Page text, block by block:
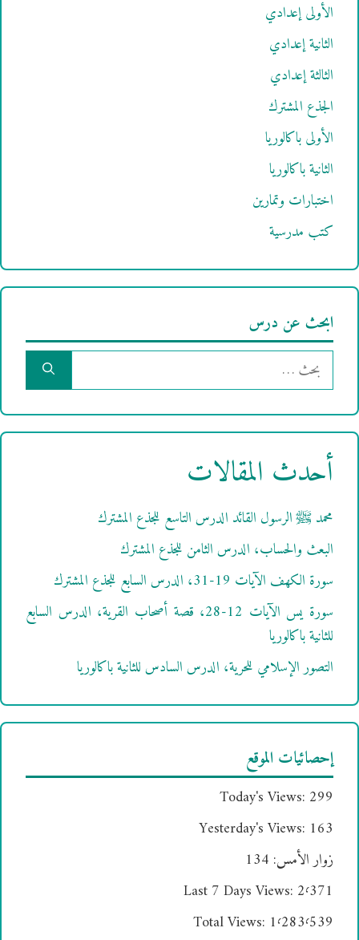
الأولى إعدادي
الثانية إعدادي
الثالثة إعدادي
الجذع المشترك
الأولى باكالوريا
الثانية باكالوريا
اختبارات وتمارين
كتب مدرسية
ابحث عن درس
البحث
عن:
أحدث المقالات
محمد ﷺ الرسول القائد الدرس التاسع للجذع المشترك
البعث والحساب، الدرس الثامن للجذع المشترك
سورة الكهف الآيات 19-31، الدرس السابع للجذع المشترك
سورة يس الآيات 12-28، قصة أصحاب القرية، الدرس السابع
للثانية باكالوريا
التصور الإسلامي للحرية، الدرس السادس للثانية باكالوريا
إحصائيات الموقع
Today's Views: 299
Yesterday's Views: 163
زوار الأمس: 134
Last 7 Days Views: 2٬371
Total Views: 1٬283٬539